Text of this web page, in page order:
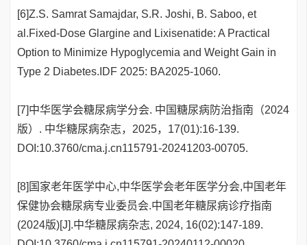
[6]Z.S. Samrat Samajdar, S.R. Joshi, B. Saboo, et
al.Fixed-Dose Glargine and Lixisenatide: A Practical
Option to Minimize Hypoglycemia and Weight Gain in
Type 2 Diabetes.IDF 2025: BA2025-1060.
[7]中华医学会糖尿病学分会. 中国糖尿病防治指南（2024
版）. 中华糖尿病杂志，2025，17(01):16-139.
DOI:10.3760/cma.j.cn115791-20241203-00705.
[8]国家老年医学中心,中华医学会老年医学分会,中国老年
保健协会糖尿病专业委员会.中国老年糖尿病诊疗指南
(2024版)[J].中华糖尿病杂志, 2024, 16(02):147-189.